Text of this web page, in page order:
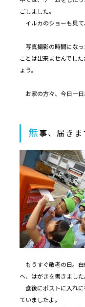
ごしました。
イルカのショーも見て
写真撮影の時間になっ
ことは出来ませんでし
ょう。
お家の方々、今日一日
無 事、届き
もうすぐ敬老の日。白
へ、はがきを書きました
食後にポストに入れに
ていましたよ。